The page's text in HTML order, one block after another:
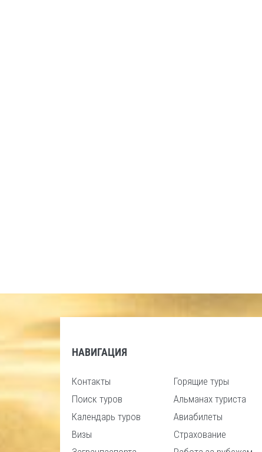
НАВИГАЦИЯ
Контакты
Поиск туров
Календарь туров
Визы
Горящие туры
Альманах туриста
Авиабилеты
Страхование